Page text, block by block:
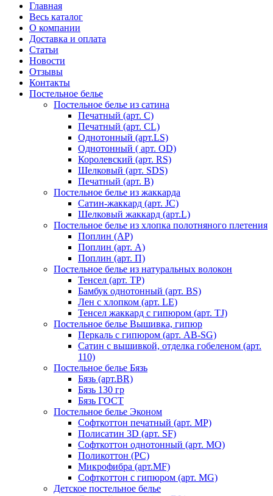
Главная
Весь каталог
О компании
Доставка и оплата
Статьи
Новости
Отзывы
Контакты
Постельное белье
Постельное белье из сатина
Печатный (арт. С)
Печатный (арт. СL)
Однотонный (арт.LS)
Однотонный ( арт. OD)
Королевский (арт. RS)
Шелковый (арт. SDS)
Печатный (арт. В)
Постельное белье из жаккарда
Сатин-жаккард (арт. JC)
Шелковый жаккард (арт.L)
Постельное белье из хлопка полотняного плетения
Поплин (AP)
Поплин (арт. А)
Поплин (арт. П)
Постельное белье из натуральных волокон
Тенсел (арт. ТР)
Бамбук однотонный (арт. BS)
Лен с хлопком (арт. LE)
Тенсел жаккард с гипюром (арт. TJ)
Постельное белье Вышивка, гипюр
Перкаль с гипюром (арт. AB-SG)
Сатин с вышивкой, отделка гобеленом (арт.
110)
Постельное белье Бязь
Бязь (арт.BR)
Бязь 130 гр
Бязь ГОСТ
Постельное белье Эконом
Софткоттон печатный (арт. MР)
Полисатин 3D (арт. SF)
Софткоттон однотонный (арт. MO)
Поликоттон (PC)
Микрофибра (арт.MF)
Софткоттон с гипюром (арт. MG)
Детское постельное белье